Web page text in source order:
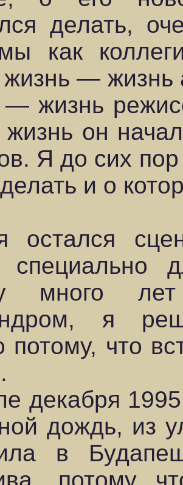
делать,
как
— жизнь
жизнь
жизнь он
Я до сих
и о
остался
много
я
потому, что
декабря
дождь, из
в